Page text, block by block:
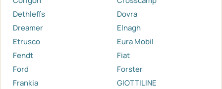
Dethleffs
Dovra
Dreamer
Elnagh
Etrusco
Eura Mobil
Fendt
Fiat
Ford
Forster
Frankia
GIOTTILINE